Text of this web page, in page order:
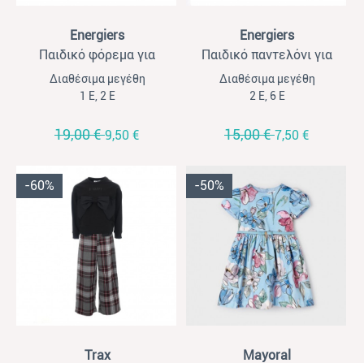
Energiers
Παιδικό φόρεμα για
κορίτσια Energiers ροζ
Διαθέσιμα μεγέθη
1 Ε, 2 Ε
19,00 €9,50 €
Energiers
Παιδικό παντελόνι για
κορίτσια Energiers σάπιο
μήλο
Διαθέσιμα μεγέθη
2 Ε, 6 Ε
15,00 €7,50 €
-60%
Trax
-50%
Mayoral